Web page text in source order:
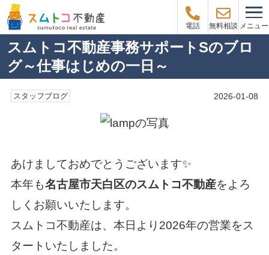
電話 無料相談 メニュー
スムトコ不動産事務サポートSのブロ
グ～仕事はじめの一日～
スタッフブログ 2026-01-08
あけましておめでとうございます✨
本年も名古屋市天白区のスムトコ不動産をよろ
しくお願いいたします。
スムトコ不動産は、本日より2026年の営業をス
タートいたしました。